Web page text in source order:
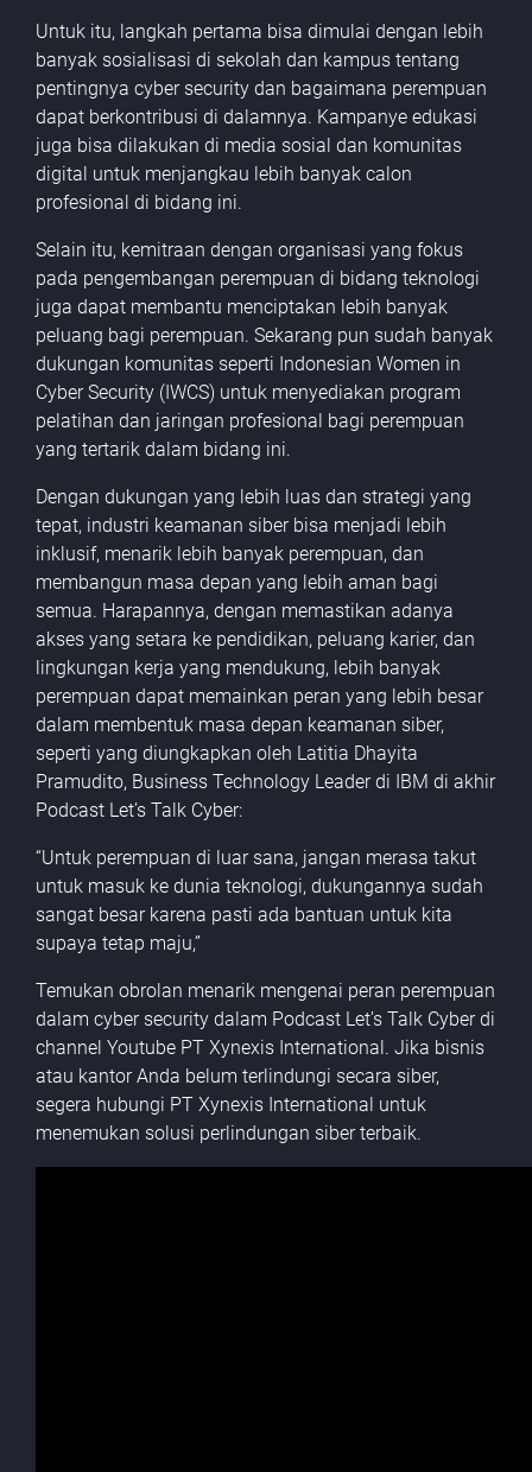
Untuk itu, langkah pertama bisa dimulai dengan lebih
banyak sosialisasi di sekolah dan kampus tentang
pentingnya cyber security dan bagaimana perempuan
dapat berkontribusi di dalamnya. Kampanye edukasi
juga bisa dilakukan di media sosial dan komunitas
digital untuk menjangkau lebih banyak calon
profesional di bidang ini.
Selain itu, kemitraan dengan organisasi yang fokus
pada pengembangan perempuan di bidang teknologi
juga dapat membantu menciptakan lebih banyak
peluang bagi perempuan. Sekarang pun sudah banyak
dukungan komunitas seperti Indonesian Women in
Cyber Security (IWCS) untuk menyediakan program
pelatihan dan jaringan profesional bagi perempuan
yang tertarik dalam bidang ini.
Dengan dukungan yang lebih luas dan strategi yang
tepat, industri keamanan siber bisa menjadi lebih
inklusif, menarik lebih banyak perempuan, dan
membangun masa depan yang lebih aman bagi
semua. Harapannya, dengan memastikan adanya
akses yang setara ke pendidikan, peluang karier, dan
lingkungan kerja yang mendukung, lebih banyak
perempuan dapat memainkan peran yang lebih besar
dalam membentuk masa depan keamanan siber,
seperti yang diungkapkan oleh Latitia Dhayita
Pramudito, Business Technology Leader di IBM di akhir
Podcast Let’s Talk Cyber:
“Untuk perempuan di luar sana, jangan merasa takut
untuk masuk ke dunia teknologi, dukungannya sudah
sangat besar karena pasti ada bantuan untuk kita
supaya tetap maju,”
Temukan obrolan menarik mengenai peran perempuan
dalam cyber security dalam Podcast Let’s Talk Cyber di
channel Youtube PT Xynexis International. Jika bisnis
atau kantor Anda belum terlindungi secara siber,
segera hubungi PT Xynexis International untuk
menemukan solusi perlindungan siber terbaik.